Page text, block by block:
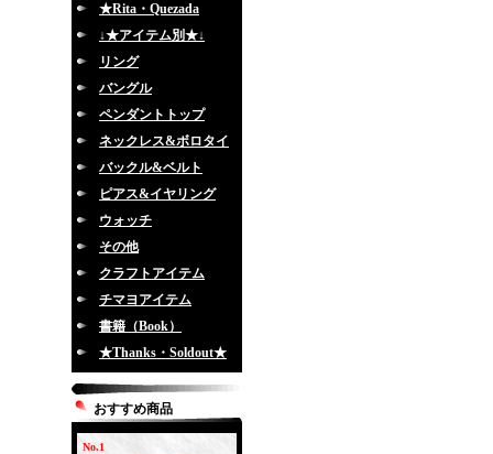
★Rita・Quezada
↓★アイテム別★↓
リング
バングル
ペンダントトップ
ネックレス&ボロタイ
バックル&ベルト
ピアス&イヤリング
ウォッチ
その他
クラフトアイテム
チマヨアイテム
書籍（Book）
★Thanks・Soldout★
おすすめ商品
No.1